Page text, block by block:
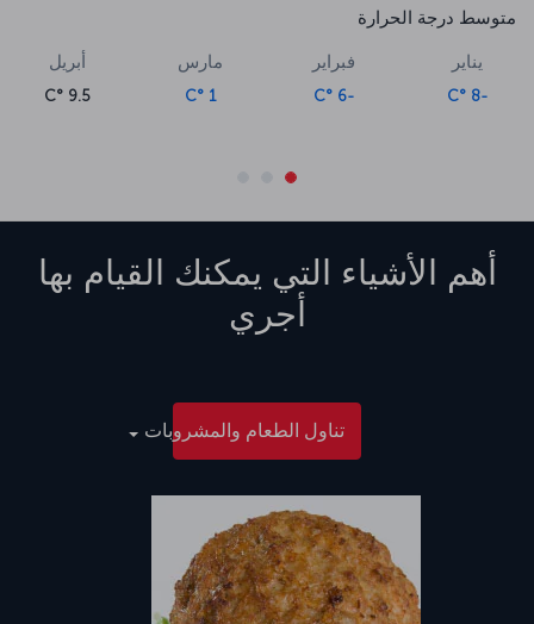
متوسط درجة الحرارة
يناير
-8 °C
فبراير
-6 °C
مارس
1 °C
أبريل
9.5 °C
أهم الأشياء التي يمكنك القيام بها
أجري
تناول الطعام والمشروبات